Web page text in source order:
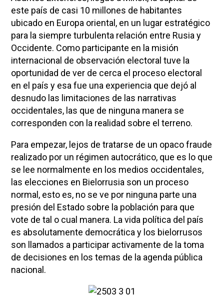
este país de casi 10 millones de habitantes
ubicado en Europa oriental, en un lugar estratégico
para la siempre turbulenta relación entre Rusia y
Occidente. Como participante en la misión
internacional de observación electoral tuve la
oportunidad de ver de cerca el proceso electoral
en el país y esa fue una experiencia que dejó al
desnudo las limitaciones de las narrativas
occidentales, las que de ninguna manera se
corresponden con la realidad sobre el terreno.
Para empezar, lejos de tratarse de un opaco fraude
realizado por un régimen autocrático, que es lo que
se lee normalmente en los medios occidentales,
las elecciones en Bielorrusia son un proceso
normal, esto es, no se ve por ninguna parte una
presión del Estado sobre la población para que
vote de tal o cual manera. La vida política del país
es absolutamente democrática y los bielorrusos
son llamados a participar activamente de la toma
de decisiones en los temas de la agenda pública
nacional.